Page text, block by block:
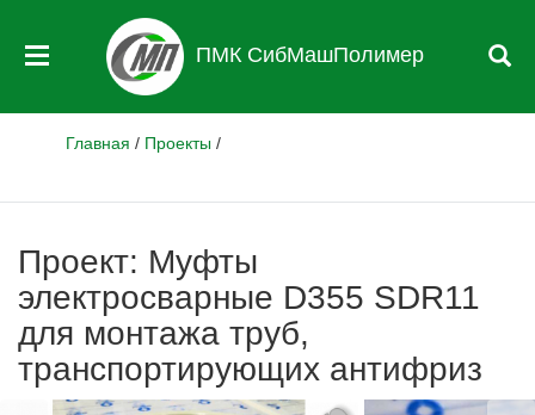
ПМК СибМашПолимер
Главная / Проекты /
Проект: Муфты
электросварные D355 SDR11
для монтажа труб,
транспортирующих антифриз